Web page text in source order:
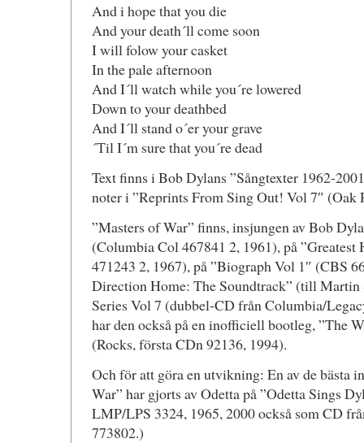
And i hope that you die
And your death´ll come soon
I will folow your casket
In the pale afternoon
And I´ll watch while you´re lowered
Down to your deathbed
And I´ll stand o´er your grave
´Til I´m sure that you´re dead
Text finns i Bob Dylans ”Sångtexter 1962-
noter i ”Reprints From Sing Out! Vol 7″ (Oak
”Masters of War” finns, insjungen av Bob
(Columbia Col 467841 2, 1961), på
471243 2, 1967), på ”Biograph Vol 1″ (CBS
Direction Home: The Soundtrack” (till Martin
Series Vol 7 (dubbel-CD från Columbia/
har den också på en inofficiell bootleg, ”The
(Rocks, första CDn 92136, 1994).
Och för att göra en utvikning: En av de bästa
War” har gjorts av Odetta på ”Odetta Sings
LMP/LPS 3324, 1965, 2000 också som CD
773802.)